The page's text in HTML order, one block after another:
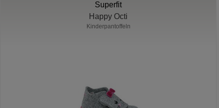
Superfit
Happy Octi
Kinderpantoffeln